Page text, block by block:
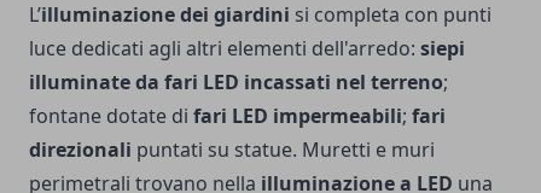
L’illuminazione dei giardini si completa con punti
luce dedicati agli altri elementi dell'arredo: siepi
illuminate da fari LED incassati nel terreno;
fontane dotate di fari LED impermeabili; fari
direzionali puntati su statue. Muretti e muri
perimetrali trovano nella illuminazione a LED una